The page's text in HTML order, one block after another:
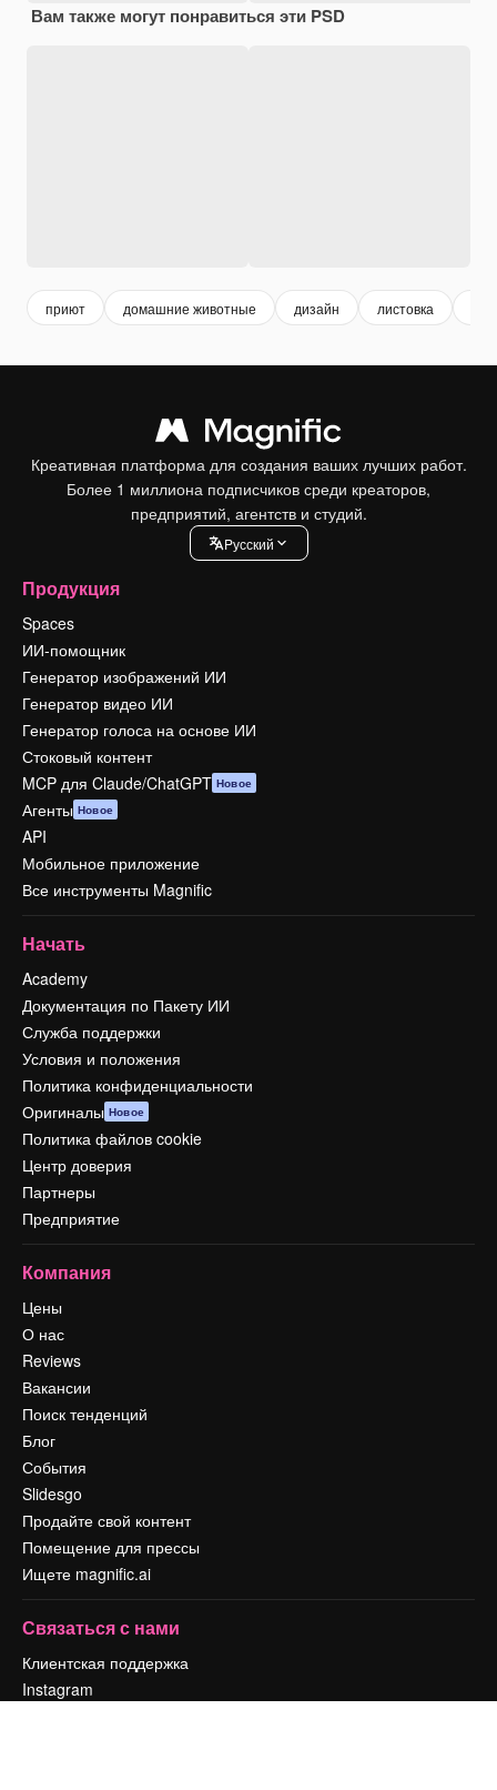
Вам также могут понравиться эти PSD
приют домашние животные дизайн листовка
Креативная платформа для создания ваших лучших работ.
Более 1 миллиона подписчиков среди креаторов,
предприятий, агентств и студий.
Pусский
Продукция
Spaces
ИИ-помощник
Генератор изображений ИИ
Генератор видео ИИ
Генератор голоса на основе ИИ
Стоковый контент
MCP для Claude/ChatGPT Новое
Агенты Новое
API
Мобильное приложение
Все инструменты Magnific
Начать
Academy
Документация по Пакету ИИ
Служба поддержки
Условия и положения
Политика конфиденциальности
Оригиналы Новое
Политика файлов cookie
Центр доверия
Партнеры
Предприятие
Компания
Цены
О нас
Reviews
Вакансии
Поиск тенденций
Блог
События
Slidesgo
Продайте свой контент
Помещение для прессы
Ищете magnific.ai
Связаться с нами
Клиентская поддержка
Instagram